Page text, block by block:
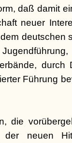
daß damit
neuer
deutschen
Führung
die
neuen